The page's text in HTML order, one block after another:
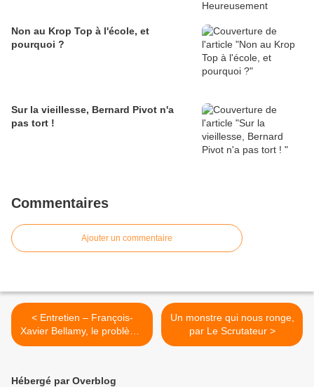
Non au Krop Top à l'école, et
pourquoi ?
Sur la vieillesse, Bernard Pivot n'a
pas tort !
Commentaires
Ajouter un commentaire
< Entretien – François-
Xavier Bellamy, le problème
de l’école aujourd’hui c’est
Un monstre qui nous ronge,
par Le Scrutateur >
Hébergé par Overblog